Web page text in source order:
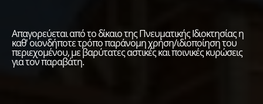
Απαγορεύεται από το δίκαιο της Πνευματικής Ιδιοκτησίας η
καθ' οιονδήποτε τρόπο παράνομη χρήση/ιδιοποίηση του
περιεχομένου, με βαρύτατες αστικές και ποινικές κυρώσεις
για τον παραβάτη.